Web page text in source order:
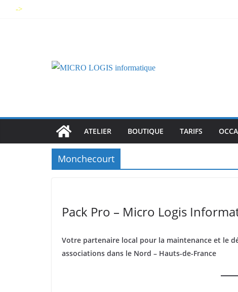
->
ATELIER BOUTIQUE TARIFS
Monchecourt
Pack Pro – Micro Logis
Votre partenaire local pour la maintenance et le
associations dans le Nord – Hauts-de-France